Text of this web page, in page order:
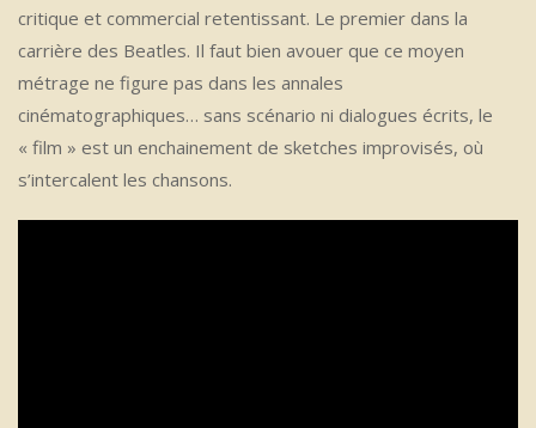
critique et commercial retentissant. Le premier dans la
carrière des Beatles. Il faut bien avouer que ce moyen
métrage ne figure pas dans les annales
cinématographiques… sans scénario ni dialogues écrits, le
« film » est un enchainement de sketches improvisés, où
s’intercalent les chansons.